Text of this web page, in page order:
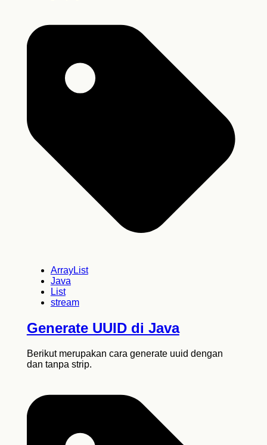
ArrayList
Java
List
stream
Generate UUID di Java
Berikut merupakan cara generate uuid dengan
dan tanpa strip.